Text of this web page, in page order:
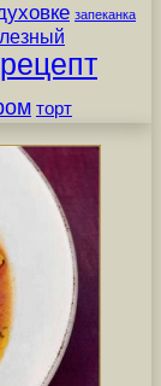
запеканка
рецепт
торт